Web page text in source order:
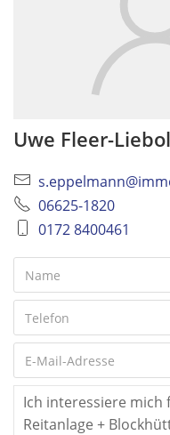
Uwe Fleer-
06625-1820
0172 8400461